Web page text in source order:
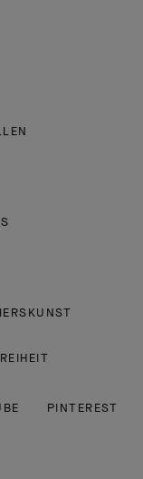
PINTEREST